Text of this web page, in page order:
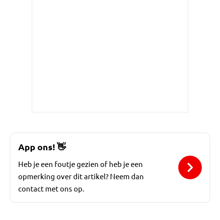
App ons! 👋
Heb je een foutje gezien of heb je een
opmerking over dit artikel? Neem dan
contact met ons op.